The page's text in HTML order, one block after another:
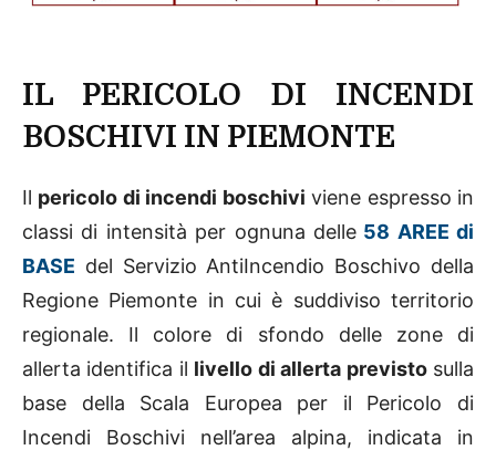
IL PERICOLO DI INCENDI
BOSCHIVI IN PIEMONTE
Il pericolo di incendi boschivi viene espresso in
classi di intensità per ognuna delle 58 AREE di
BASE del Servizio AntiIncendio Boschivo della
Regione Piemonte in cui è suddiviso territorio
regionale. Il colore di sfondo delle zone di
allerta identifica il livello di allerta previstosulla
base della Scala Europea per il Pericolo di
Incendi Boschivi nell’area alpina, indicata in